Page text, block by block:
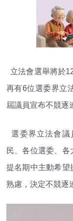
立法會選舉將於
再有6位選委界立
屆議員宣布不競逐
選委界立法會議
民、各位選委、
提名期中主動希望
熟慮，決定不競逐